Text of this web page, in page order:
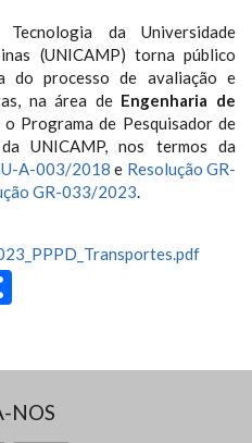
da Universidade
(UNICAMP) torna público
do processo de avaliação e
na área de Engenharia de
o Programa de Pesquisador de
UNICAMP, nos termos da
A-003/2018 e Resolução GR-
GR-033/2023.
NOS